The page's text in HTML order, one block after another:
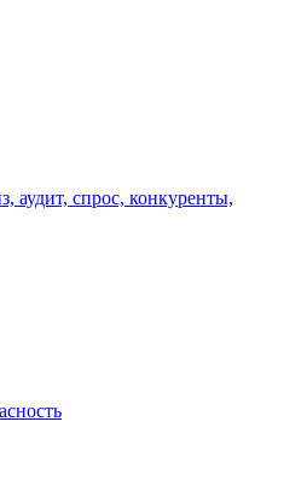
аудит, спрос, конкуренты,